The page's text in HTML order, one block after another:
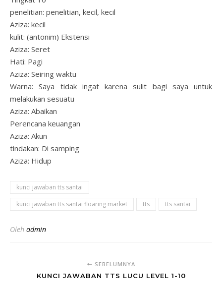
penelitian: penelitian, kecil, kecil
Aziza: kecil
kulit: (antonim) Ekstensi
Aziza: Seret
Hati: Pagi
Aziza: Seiring waktu
Warna: Saya tidak ingat karena sulit bagi saya untuk
melakukan sesuatu
Aziza: Abaikan
Perencana keuangan
Aziza: Akun
tindakan: Di samping
Aziza: Hidup
kunci jawaban tts santai
kunci jawaban tts santai floaring market
tts tts santai
Oleh admin
SEBELUMNYA
KUNCI JAWABAN TTS LUCU LEVEL 1-10